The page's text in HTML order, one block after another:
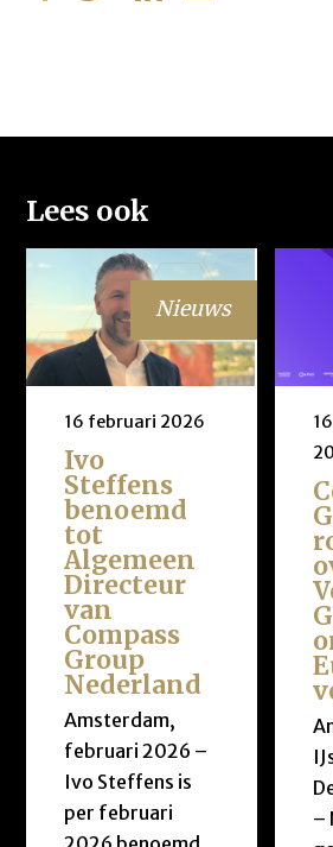
Lees ook
16 februari 2026
Nieuws
Ivo
Steffens
benoemd
tot
Algemeen
Directeur
van
Compass
Group
Nederland
Amsterdam,
februari 2026 –
Ivo Steffens is
per februari
–